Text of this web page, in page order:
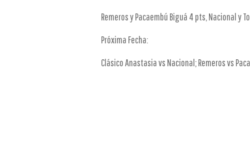
Remeros y Pacaembú Biguá 4 pts, Nacional y
Próxima Fecha:
Clásico Anastasia vs Nacional; Remeros vs